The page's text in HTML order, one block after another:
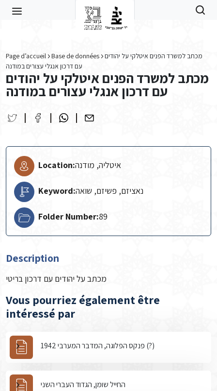
Page d’accueil Base de données
מכתב למשרד הפנים איטלקי על יהודים
עם דרכון אנגלי עצורים במודנה
מכתב למשרד הפנים איטלקי על יהודים
עם דרכון אנגלי עצורים במודנה
Location:איטליה, מודנה
Keyword:נאציזם, פשיזם, שואה
Folder Number:89
Description
מכתב על יהודים עם דרכון בריטי
Vous pourriez également être
intéressé par
פנקס הפלוגה, המדבר המערבי 1942 (?)
החייל שומן, הגדוד העברי השני